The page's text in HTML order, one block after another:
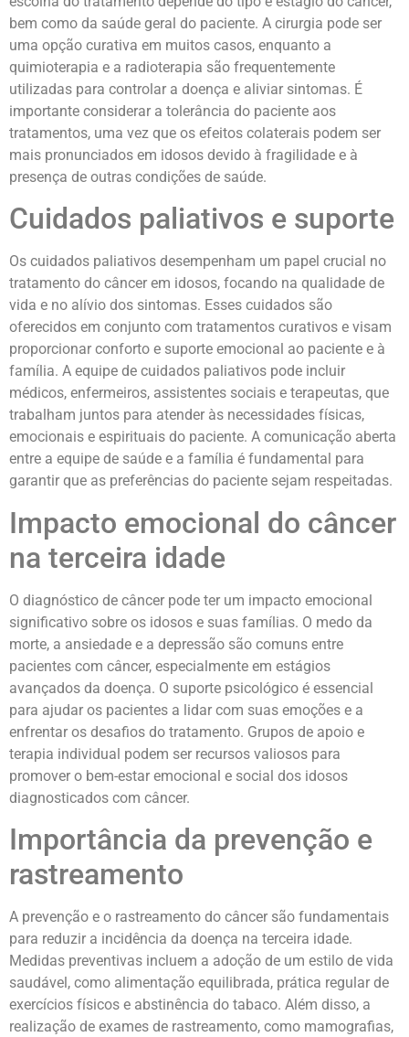
bem como da saúde geral do paciente. A cirurgia pode ser
uma opção curativa em muitos casos, enquanto a
quimioterapia e a radioterapia são frequentemente
utilizadas para controlar a doença e aliviar sintomas. É
importante considerar a tolerância do paciente aos
tratamentos, uma vez que os efeitos colaterais podem ser
mais pronunciados em idosos devido à fragilidade e à
presença de outras condições de saúde.
Cuidados paliativos e suporte
Os cuidados paliativos desempenham um papel crucial no
tratamento do câncer em idosos, focando na qualidade de
vida e no alívio dos sintomas. Esses cuidados são
oferecidos em conjunto com tratamentos curativos e visam
proporcionar conforto e suporte emocional ao paciente e à
família. A equipe de cuidados paliativos pode incluir
médicos, enfermeiros, assistentes sociais e terapeutas, que
trabalham juntos para atender às necessidades físicas,
emocionais e espirituais do paciente. A comunicação aberta
entre a equipe de saúde e a família é fundamental para
garantir que as preferências do paciente sejam respeitadas.
Impacto emocional do câncer
na terceira idade
O diagnóstico de câncer pode ter um impacto emocional
significativo sobre os idosos e suas famílias. O medo da
morte, a ansiedade e a depressão são comuns entre
pacientes com câncer, especialmente em estágios
avançados da doença. O suporte psicológico é essencial
para ajudar os pacientes a lidar com suas emoções e a
enfrentar os desafios do tratamento. Grupos de apoio e
terapia individual podem ser recursos valiosos para
promover o bem-estar emocional e social dos idosos
diagnosticados com câncer.
Importância da prevenção e
rastreamento
A prevenção e o rastreamento do câncer são fundamentais
para reduzir a incidência da doença na terceira idade.
Medidas preventivas incluem a adoção de um estilo de vida
saudável, como alimentação equilibrada, prática regular de
exercícios físicos e abstinência do tabaco. Além disso, a
realização de exames de rastreamento, como mamografias,